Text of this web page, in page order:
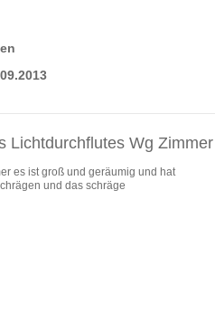
Lichtdurchflutes Wg Zimmer
es ist groß und geräumig und hat
und das schräge